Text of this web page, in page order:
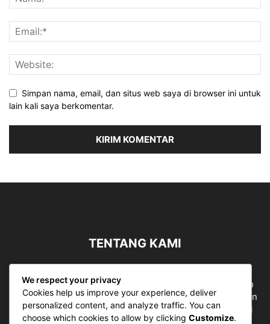
Simpan nama, email, dan situs web saya di browser ini untuk
lain kali saya berkomentar.
TENTANG KAMI
bergerak di ruang jurnalistik, sebagai entitas pemberian
ruang Publik, Media merupakan literasi mutlak diperlukan
sebagai kemampuan dasar berpikir kritis untuk hidup di
We respect your privacy
Cookies help us improve your experience, deliver
personalized content, and analyze traffic. You can
choose which cookies to allow by clicking Customize.